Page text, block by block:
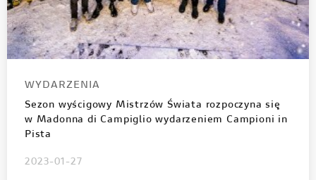
WYDARZENIA
Sezon wyścigowy Mistrzów Świata rozpoczyna się
w Madonna di Campiglio wydarzeniem Campioni in
Pista
2023-01-27